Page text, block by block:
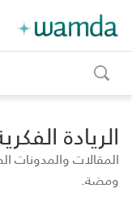
toggle
search
الريادة
المقالات والمدونات
ومضة.